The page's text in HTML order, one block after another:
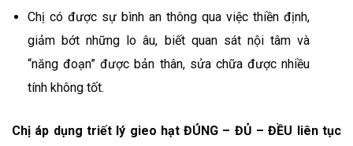
Chị có được sự bình an thông qua việc thiền định,
giảm bớt những lo âu, biết quan sát nội tâm và
“năng đoạn” được bản thân, sửa chữa được nhiều
tính không tốt.
Chị áp dụng triết lý gieo hạt ĐÚNG – ĐỦ – ĐỀU liên tục